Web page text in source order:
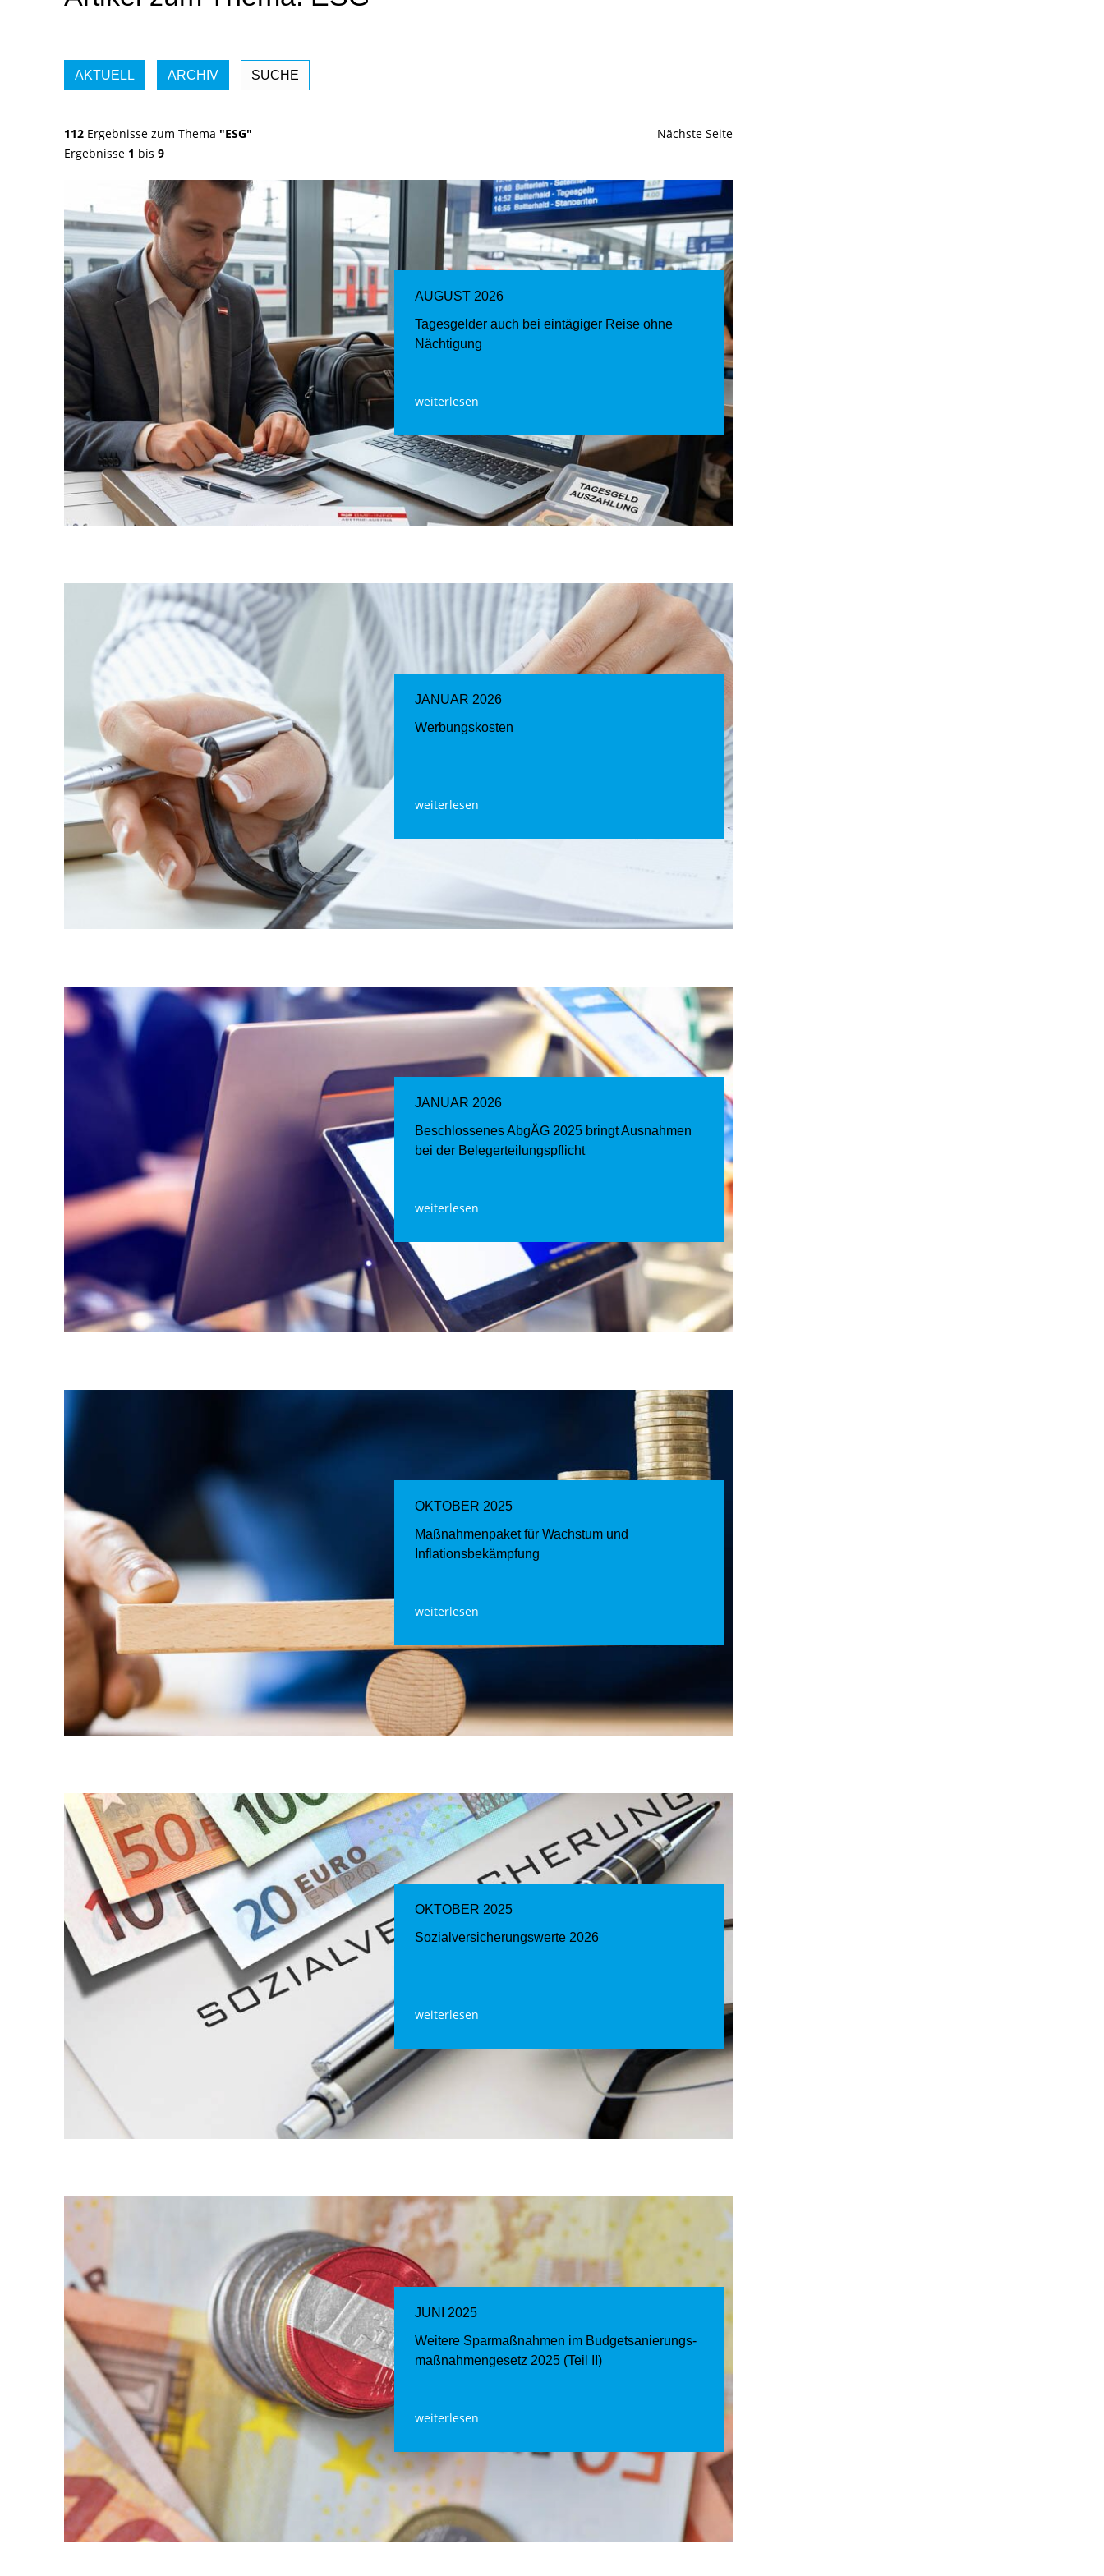
AKTUELL ARCHIV SUCHE
112 Ergebnisse zum Thema "ESG"
Ergebnisse 1 bis 9
Nächste Seite
AUGUST 2026
Tagesgelder auch bei eintägiger Reise ohne
Nächtigung
weiterlesen
JANUAR 2026
Werbungskosten
weiterlesen
JANUAR 2026
Beschlossenes AbgÄG 2025 bringt Ausnahmen
bei der Belegerteilungspflicht
weiterlesen
OKTOBER 2025
Maßnahmenpaket für Wachstum und
Inflationsbekämpfung
weiterlesen
OKTOBER 2025
Sozialversicherungswerte 2026
weiterlesen
JUNI 2025
Weitere Sparmaßnahmen im Budgetsanierungs­
maßnahmengesetz 2025 (Teil II)
weiterlesen